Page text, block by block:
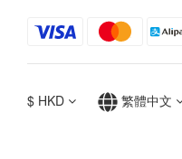
$ HKD 繁體中文